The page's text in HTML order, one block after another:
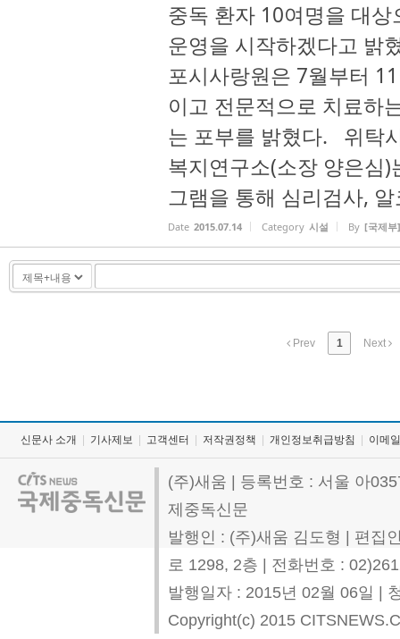
중독 환자 10여명을 대
운영을 시작하겠다고 밝
포시사랑원은 7월부터
이고 전문적으로 치료하
는 포부를 밝혔다. 위탁
복지연구소(소장 양은심
그램을 통해 심리검사,
Date 2015.07.14 Category 시설 By [국제부
Prev 1 Next
신문사 소개 기사제보 고객센터 저작권정책 개인정보취급방침 이메
(주)새움 | 등록번호 : 서울 아
제중독신문
발행인 : (주)새움 김도형 | 편집
로 1298, 2층 | 전화번호 :
발행일자 : 2015년 02월 06일 |
Copyright(c) 2015